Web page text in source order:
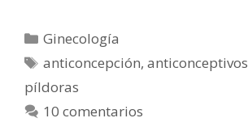
Categorías
Ginecología
Etiquetas
anticoncepción,anticonceptivos
píldoras
10 comentarios